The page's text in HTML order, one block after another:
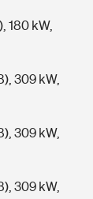
180 kW,
309 kW,
309 kW,
309 kW,